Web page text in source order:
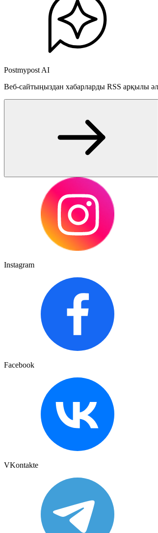
Postmypost AI
Веб-сайтыңыздан хабарларды RSS арқылы
Instagram
Facebook
VKontakte